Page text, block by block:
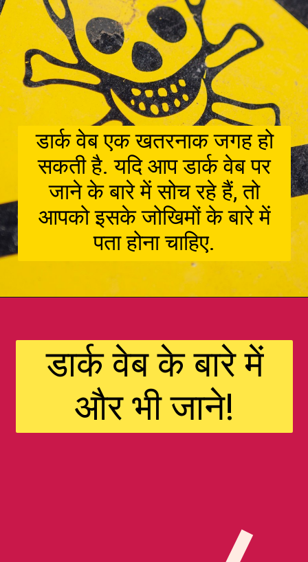
डार्क वेब एक खतरनाक जगह हो
सकती है. यदि आप डार्क वेब पर
जाने के बारे में सोच रहे हैं, तो
आपको इसके जोखिमों के बारे में
पता होना चाहिए.
डार्क वेब के बारे में
और भी जाने!